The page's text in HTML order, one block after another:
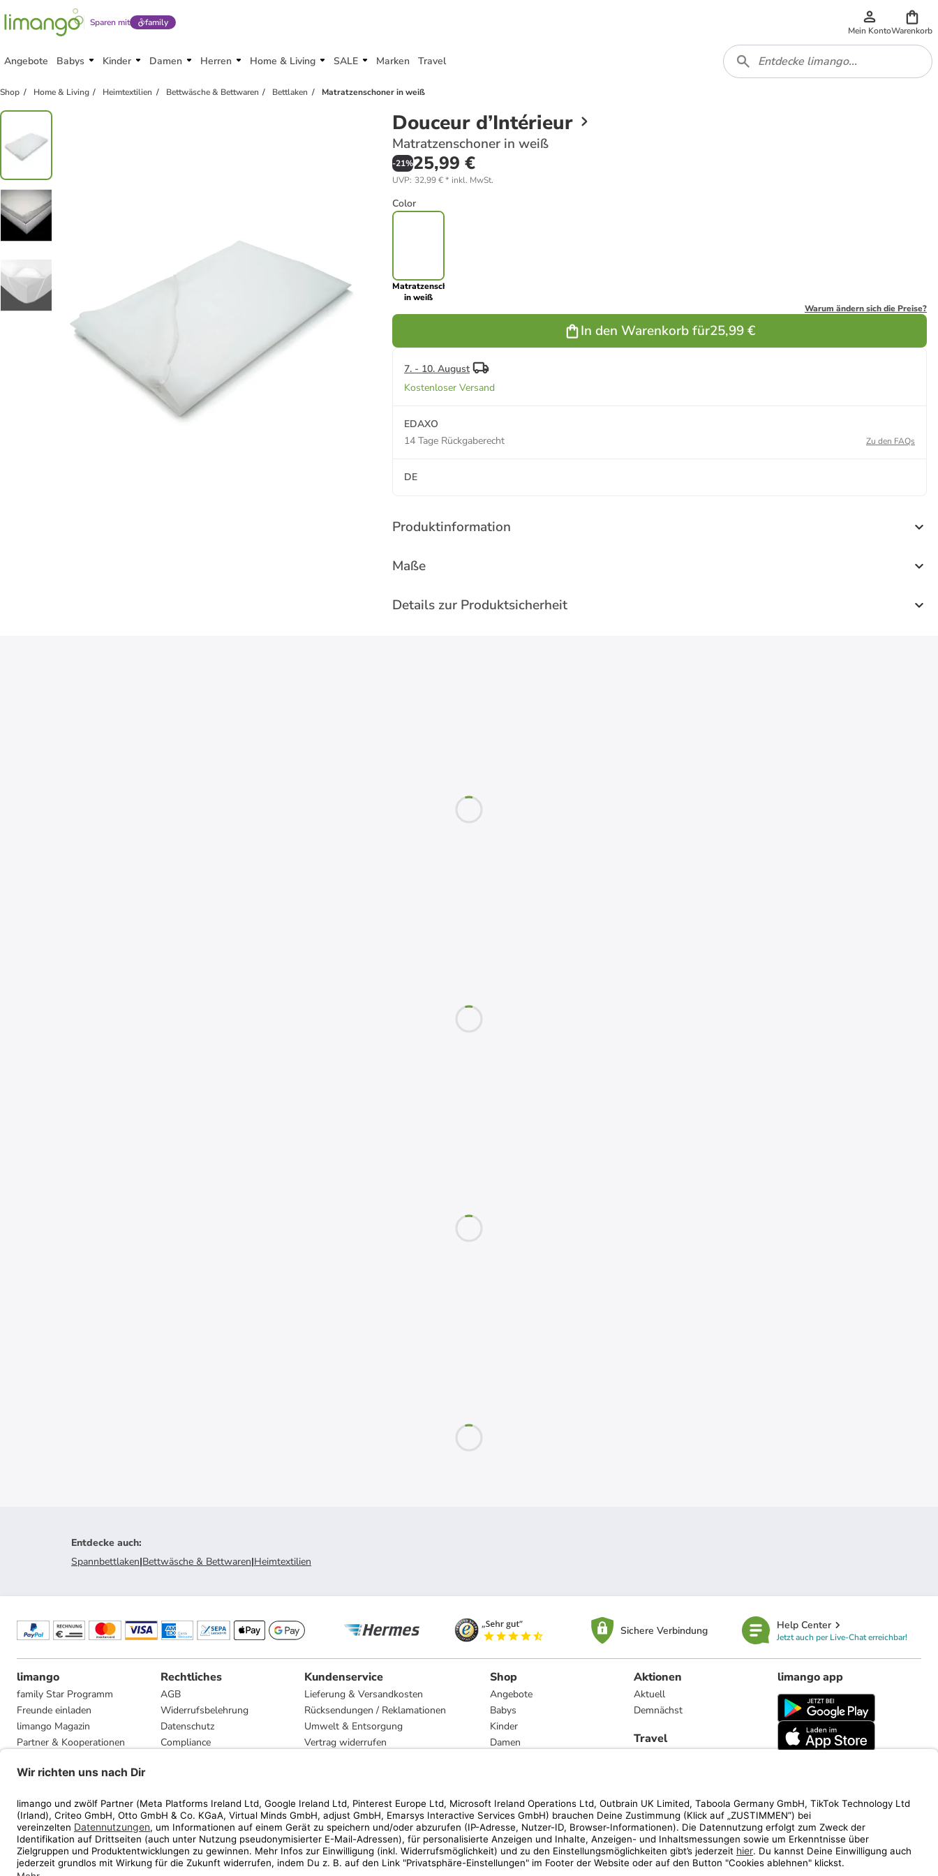
Sparen mit family
Mein KontoWarenkorb
Angebote Babys Kinder Damen Herren Home & Living SALE Marken Travel
Shop Home & Living Heimtextilien Bettwäsche & Bettwaren Bettlaken Matratzenschoner in weiß
Douceur d’Intérieur
Matratzenschoner in weiß
-21%25,99 €
UVP: 32,99 €* inkl. MwSt.
Color
Matratzenschoner
in weiß
Warum ändern sich die Preise?
In den Warenkorb für25,99 €
7. - 10. August
Kostenloser Versand
EDAXO
14 Tage Rückgaberecht
Zu den FAQs
DE
Produktinformation
Maße
Details zur Produktsicherheit
Entdecke auch:
Spannbettlaken|Bettwäsche & Bettwaren|Heimtextilien
Sichere Verbindung Help Center
Jetzt auch per Live-Chat erreichbar!
limango
family Star Programm
Freunde einladen
limango Magazin
Partner & Kooperationen
Presse
Rechtliches
AGB
Widerrufsbelehrung
Datenschutz
Compliance
Kundenservice
Lieferung & Versandkosten
Rücksendungen / Reklamationen
Umwelt & Entsorgung
Vertrag widerrufen
Shop
Angebote
Babys
Kinder
Damen
Marken
Aktionen
Aktuell
Demnächst
Travel
limango app
limango.nl limango.pl